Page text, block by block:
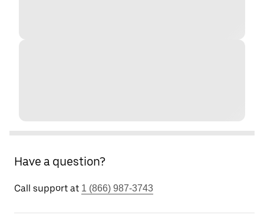
Have a question?
Call support at 1 (866) 987-3743